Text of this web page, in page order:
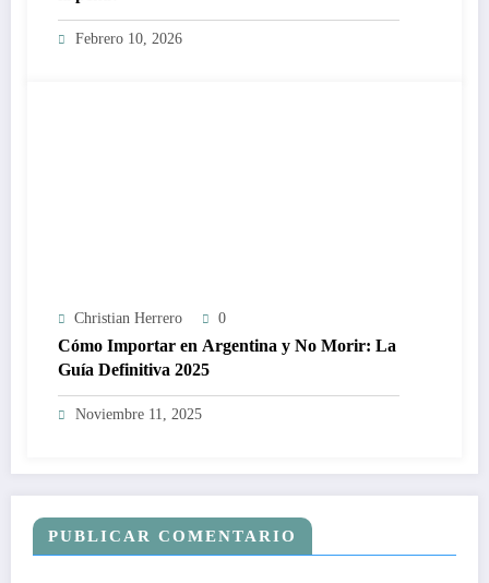
Febrero 10, 2026
Christian Herrero 0
Cómo Importar en Argentina y No Morir: La
Guía Definitiva 2025
Noviembre 11, 2025
PUBLICAR COMENTARIO